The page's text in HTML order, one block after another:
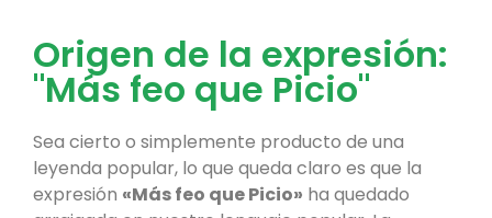
Origen de la expresión:
"Más feo que Picio"
Sea cierto o simplemente producto de una
leyenda popular, lo que queda claro es que la
expresión «Más feo que Picio» ha quedado